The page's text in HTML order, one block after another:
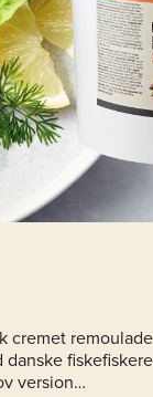
cremet
version…